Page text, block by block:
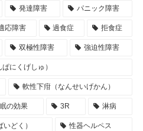
発達障害 パニック障害
応障害 過食症 拒食症
双極性障害 強迫性障害
にくげしゅ）
軟性下疳（なんせいげかん）
の効果 3R 淋病
いどく） 性器ヘルペス